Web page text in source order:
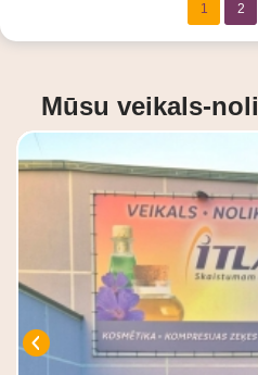
1 2
Mūsu veikals-